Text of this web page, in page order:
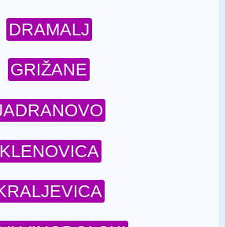
DRAMALJ
GRIŽANE
KLENOVICA